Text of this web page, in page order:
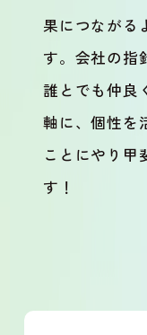
果につながる
す。会社の指
誰とでも仲良
軸に、個性を
ことにやり甲
す！